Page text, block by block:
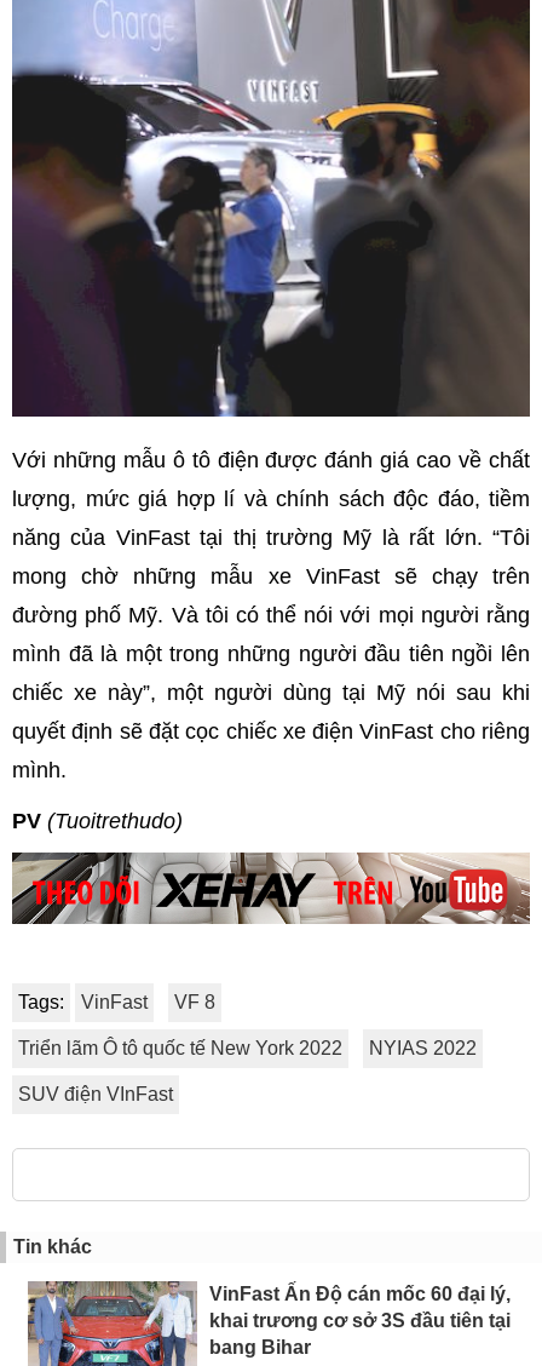
Với những mẫu ô tô điện được đánh giá cao về chất
lượng, mức giá hợp lí và chính sách độc đáo, tiềm
năng của VinFast tại thị trường Mỹ là rất lớn. “Tôi
mong chờ những mẫu xe VinFast sẽ chạy trên
đường phố Mỹ. Và tôi có thể nói với mọi người rằng
mình đã là một trong những người đầu tiên ngồi lên
chiếc xe này”, một người dùng tại Mỹ nói sau khi
quyết định sẽ đặt cọc chiếc xe điện VinFast cho riêng
mình.
PV (Tuoitrethudo)
Tags: VinFast VF 8
Triển lãm Ô tô quốc tế New York 2022 NYIAS 2022
SUV điện VInFast
Tin khác
VinFast Ấn Độ cán mốc 60 đại lý,
khai trương cơ sở 3S đầu tiên tại
bang Bihar